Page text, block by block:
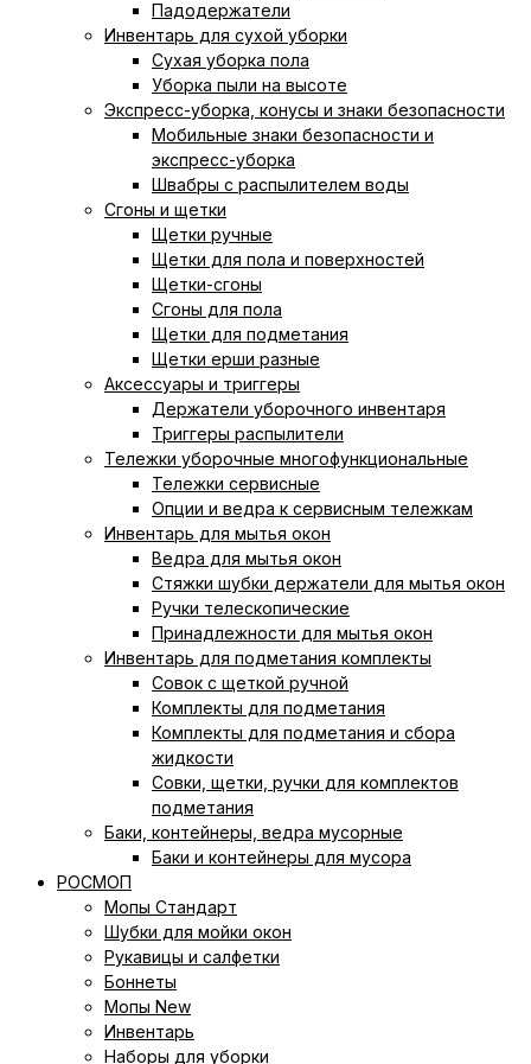
Падодержатели
Инвентарь для сухой уборки
Сухая уборка пола
Уборка пыли на высоте
Экспресс-уборка, конусы и знаки безопасности
Мобильные знаки безопасности и
экспресс-уборка
Швабры с распылителем воды
Сгоны и щетки
Щетки ручные
Щетки для пола и поверхностей
Щетки-сгоны
Сгоны для пола
Щетки для подметания
Щетки ерши разные
Аксессуары и триггеры
Держатели уборочного инвентаря
Триггеры распылители
Тележки уборочные многофункциональные
Тележки сервисные
Опции и ведра к сервисным тележкам
Инвентарь для мытья окон
Ведра для мытья окон
Cтяжки шубки держатели для мытья окон
Ручки телескопические
Принадлежности для мытья окон
Инвентарь для подметания комплекты
Совок с щеткой ручной
Комплекты для подметания
Комплекты для подметания и сбора
жидкости
Совки, щетки, ручки для комплектов
подметания
Баки, контейнеры, ведра мусорные
Баки и контейнеры для мусора
РОСМОП
Мопы Стандарт
Шубки для мойки окон
Рукавицы и салфетки
Боннеты
Мопы New
Инвентарь
Наборы для уборки